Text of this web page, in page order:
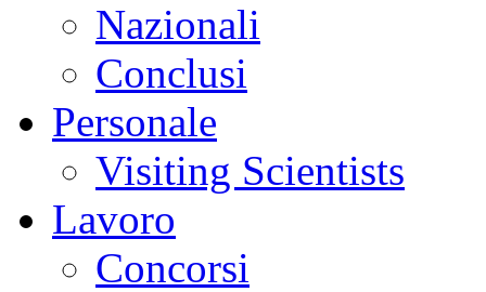
Nazionali
Conclusi
Personale
Visiting Scientists
Lavoro
Concorsi